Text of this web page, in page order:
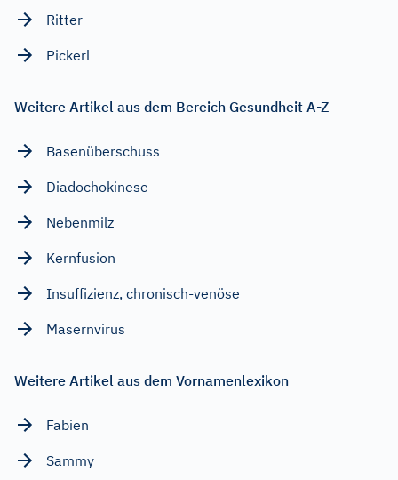
Ritter
Pickerl
Weitere Artikel aus dem Bereich Gesundheit A-Z
Basenüberschuss
Diadochokinese
Nebenmilz
Kernfusion
Insuffizienz, chronisch-venöse
Masernvirus
Weitere Artikel aus dem Vornamenlexikon
Fabien
Sammy